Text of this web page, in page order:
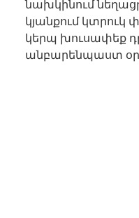
նախկինում
կյանքում կտրուկ
կերպ խուսափեք
անբարենպաստ օր